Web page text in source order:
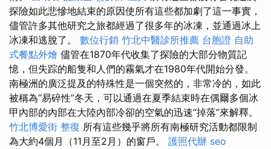
探險如此悲慘地結束的原因使所有這些都加劇了這一事實，
儘管許多其他研究之旅都經過了很多年的冰凍，並通過冰上
冰凍和逃脫了。 數位行銷 竹北中醫診所推薦 台胞證 自助
式餐點外燴 儘管在1870年代收集了探險的大部分物質記
憶，但失踪的船隻和人們的霧氣才在1980年代開始分發。
南極洲的廣泛提及的特殊性是一個突然的，非常冷的，如此
被稱為“易碎性”冬天，可以通過在夏季結束時在偶爾多個冰
甲內部的內部在大陸內部冷卻的空氣的迅速“掉落”來解釋。
竹北博愛街 整復 所有這些幾乎將所有南極研究活動都限制
為大約4個月（11月至2月）的窗戶。 護照代辦 seo